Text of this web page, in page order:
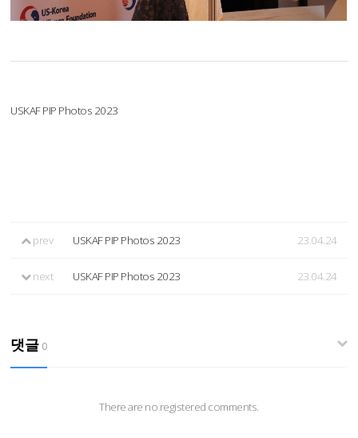
USKAF PIP Photos 2023
prev USKAF PIP Photos 2023 23.04.24
next USKAF PIP Photos 2023 23.04.24
댓글 0
There are no registered comments.